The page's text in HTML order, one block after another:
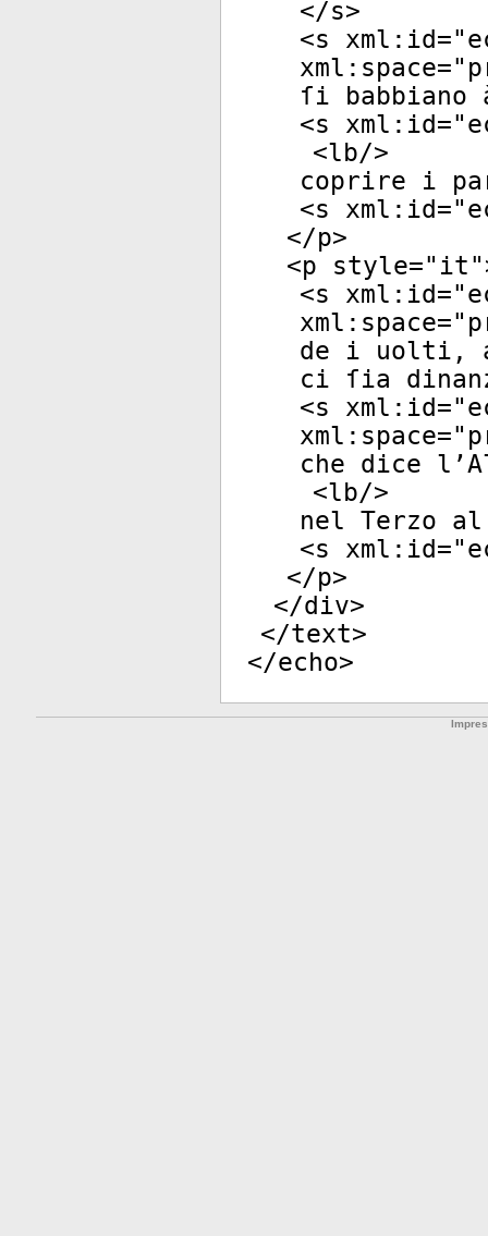
</s>
<s xml:id="
xml:space="
ſi
<s xml:id="
<lb/>
coprire i
<s xml:id="
</p>
<p style=" it
<s xml:id="
xml:space="
de i uolti,
ci ſia
<s xml:id="
xml:space="
che dice
<lb/>
nel Terzo al
<s xml:id="
</p>
</div>
</text>
</echo>